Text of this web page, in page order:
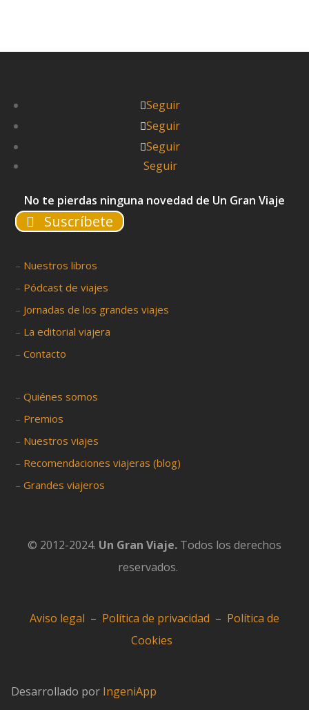
Seguir
Seguir
Seguir
Seguir
No te pierdas ninguna novedad de Un Gran Viaje
Suscríbete
– Nuestros libros
– Pódcast de viajes
– Jornadas de los grandes viajes
– La editorial viajera
–Contacto
–Quiénes somos
– Premios
– Nuestros viajes
– Recomendaciones viajeras (blog)
–Grandes viajeros
© 2012-2024. Un Gran Viaje. Todos los derechos
reservados.
Aviso legal – Política de privacidad – Política de
Cookies
Desarrollado por IngeniApp